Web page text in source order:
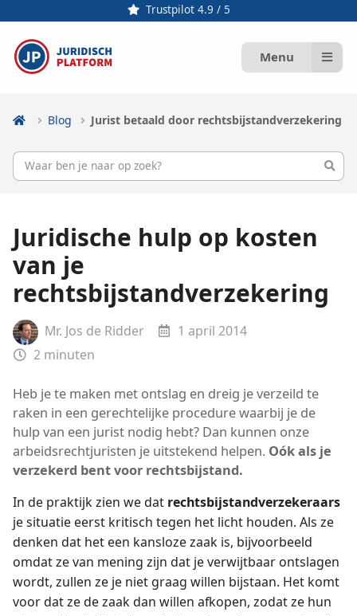
Trustpilot 4.9 / 5
Menu
Blog Jurist betaald door rechtsbijstandverzekering
Juridische hulp op kosten
van je
rechtsbijstandverzekering
Mr. Jos de Ridder
1 april 2014
2 minuten
Heb je te maken met ontslag en dreig je verzeild te
raken in een gerechtelijke procedure waarbij je de
hulp van een jurist nodig hebt? Dan kunnen onze
arbeidsrechtjuristen je uitstekend helpen. Oók als je
verzekerd bent voor rechtsbijstand.
In de praktijk zien we dat rechtsbijstandverzekeraars
je situatie eerst kritisch tegen het licht houden. Als ze
denken dat het een kansloze zaak is, bijvoorbeeld
omdat ze van mening zijn dat je verwijtbaar ontslagen
wordt, zullen ze je niet graag willen bijstaan. Het komt
voor dat ze de zaak dan willen afkopen, zodat ze hun